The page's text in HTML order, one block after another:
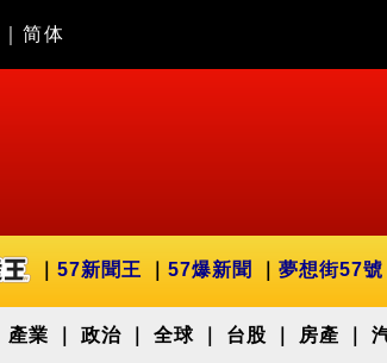
简体
57新聞王 57爆新聞 夢想街57號
產業 政治 全球 台股 房產